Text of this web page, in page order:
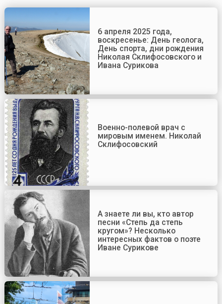
6 апреля 2025 года,
воскресенье: День геолога,
День спорта, дни рождения
Николая Склифосовского и
Ивана Сурикова
Военно-полевой врач с
мировым именем. Николай
Склифосовский
А знаете ли вы, кто автор
песни «Степь да степь
кругом»? Несколько
интересных фактов о поэте
Иване Сурикове